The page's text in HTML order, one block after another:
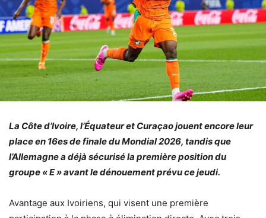
La Côte d’Ivoire, l’Équateur et Curaçao jouent encore leur
place en 16es de finale du Mondial 2026, tandis que
l’Allemagne a déjà sécurisé la première position du
groupe « E » avant le dénouement prévu ce jeudi.
Avantage aux Ivoiriens, qui visent une première